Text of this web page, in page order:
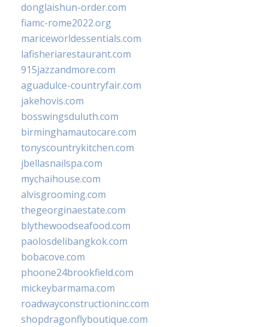
donglaishun-order.com
fiamc-rome2022.org
mariceworldessentials.com
lafisheriarestaurant.com
915jazzandmore.com
aguadulce-countryfair.com
jakehovis.com
bosswingsduluth.com
birminghamautocare.com
tonyscountrykitchen.com
jbellasnailspa.com
mychaihouse.com
alvisgrooming.com
thegeorginaestate.com
blythewoodseafood.com
paolosdelibangkok.com
bobacove.com
phoone24brookfield.com
mickeybarmama.com
roadwayconstructioninc.com
shopdragonflyboutique.com